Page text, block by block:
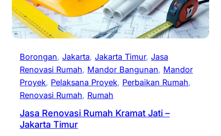
Borongan, Jakarta, Jakarta Timur, Jasa
Renovasi Rumah, Mandor Bangunan, Mandor
Proyek, Pelaksana Proyek, Perbaikan Rumah
Renovasi Rumah, Rumah
Jasa Renovasi Rumah Kramat Jati –
Jakarta Timur